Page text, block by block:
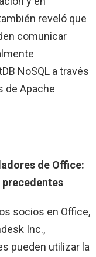
reveló que
comunicar
NoSQL a través
de Apache
de Office:
socios en Office,
Inc.,
pueden utilizar la